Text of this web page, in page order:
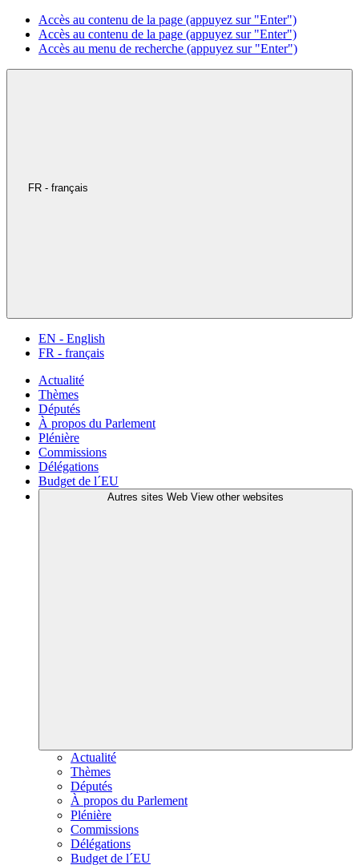
Accès au contenu de la page (appuyez sur "Enter")
Accès au contenu de la page (appuyez sur "Enter")
Accès au menu de recherche (appuyez sur "Enter")
FR - français
EN - English
FR - français
Actualité
Thèmes
Députés
À propos du Parlement
Plénière
Commissions
Délégations
Budget de l´EU
Autres sites Web View other websites
Actualité
Thèmes
Députés
À propos du Parlement
Plénière
Commissions
Délégations
Budget de l´EU